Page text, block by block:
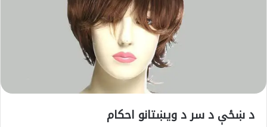
د ښځې د سر د ويښتانو احکام